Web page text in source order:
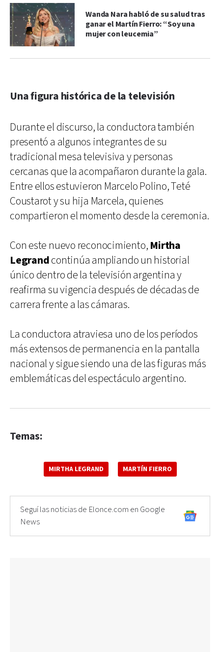
Wanda Nara habló de su salud tras
ganar el Martín Fierro: “Soy una
mujer con leucemia”
Una figura histórica de la televisión
Durante el discurso, la conductora también
presentó a algunos integrantes de su
tradicional mesa televisiva y personas
cercanas que la acompañaron durante la gala.
Entre ellos estuvieron Marcelo Polino, Teté
Coustarot y su hija Marcela, quienes
compartieron el momento desde la ceremonia.
Con este nuevo reconocimiento, Mirtha
Legrandcontinúa ampliando un historial
único dentro de la televisión argentina y
reafirma su vigencia después de décadas de
carrera frente a las cámaras.
La conductora atraviesa uno de los períodos
más extensos de permanencia en la pantalla
nacional y sigue siendo una de las figuras más
emblemáticas del espectáculo argentino.
Temas:
MIRTHA LEGRAND MARTÍN FIERRO
Seguí las noticias de Elonce.com en Google
News